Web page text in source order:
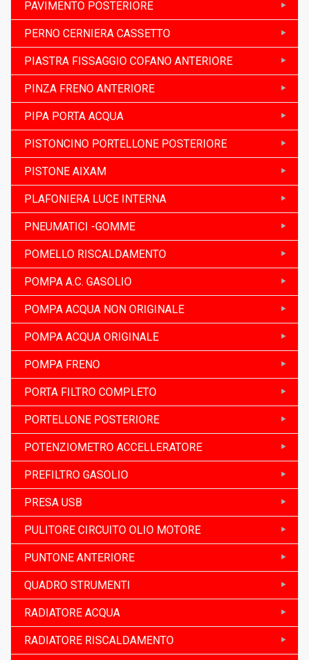
PAVIMENTO POSTERIORE
PERNO CERNIERA CASSETTO
PIASTRA FISSAGGIO COFANO ANTERIORE
PINZA FRENO ANTERIORE
PIPA PORTA ACQUA
PISTONCINO PORTELLONE POSTERIORE
PISTONE AIXAM
PLAFONIERA LUCE INTERNA
PNEUMATICI -GOMME
POMELLO RISCALDAMENTO
POMPA A.C. GASOLIO
POMPA ACQUA NON ORIGINALE
POMPA ACQUA ORIGINALE
POMPA FRENO
PORTA FILTRO COMPLETO
PORTELLONE POSTERIORE
POTENZIOMETRO ACCELLERATORE
PREFILTRO GASOLIO
PRESA USB
PULITORE CIRCUITO OLIO MOTORE
PUNTONE ANTERIORE
QUADRO STRUMENTI
RADIATORE ACQUA
RADIATORE RISCALDAMENTO